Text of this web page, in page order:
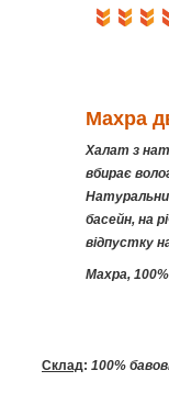
Махра
Халат з
вбирає
басейн, на
відпустку
Махра,
Склад: 100%